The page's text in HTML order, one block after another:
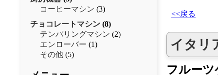
コーヒーマシン (3)
チョコレートマシン (8)
テンパリングマシン (2)
エンローバー (1)
その他 (5)
<<戻る
イタリ
フルー